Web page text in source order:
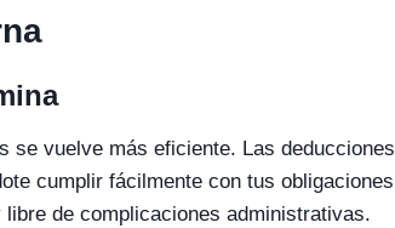
se vuelve más eficiente. Las deducciones
cumplir fácilmente con tus obligaciones
de complicaciones administrativas.